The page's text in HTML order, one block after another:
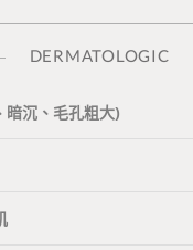
DERMATOLOGIC
暗沉、毛孔粗大)